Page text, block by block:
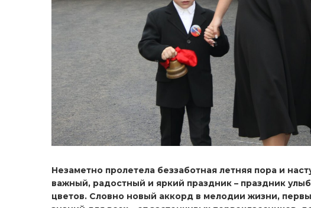
Незаметно пролетела беззаботная летняя пора и
важный, радостный и яркий праздник – праздник
цветов. Словно новый аккорд в мелодии жизни,